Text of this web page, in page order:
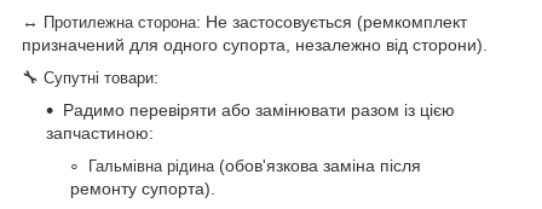
↔ Протилежна сторона: Не застосовується (ремкомплект
призначений для одного супорта, незалежно від сторони).
🔧 Супутні товари:
Радимо перевіряти або замінювати разом із цією
запчастиною:
Гальмівна рідина (обов'язкова заміна після
ремонту супорта).